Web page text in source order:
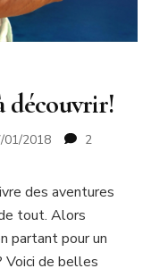
découvrir!
01/2018
2
des aventures
tout. Alors
partant pour un
Voici de belles